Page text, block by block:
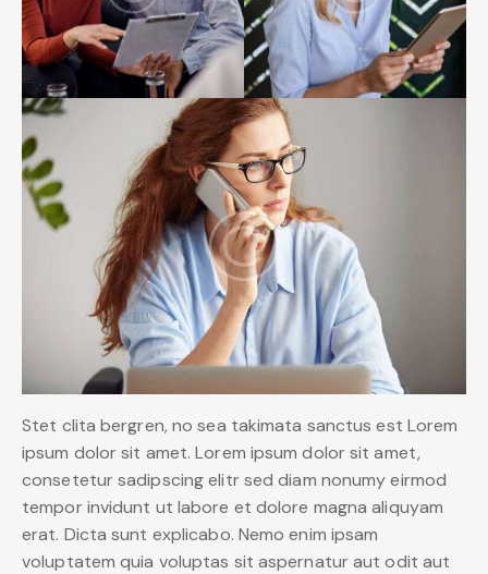
Stet clita bergren, no sea takimata sanctus est Lorem
ipsum dolor sit amet. Lorem ipsum dolor sit amet,
consetetur sadipscing elitr sed diam nonumy eirmod
tempor invidunt ut labore et dolore magna aliquyam
erat. Dicta sunt explicabo. Nemo enim ipsam
voluptatem quia voluptas sit aspernatur aut odit aut